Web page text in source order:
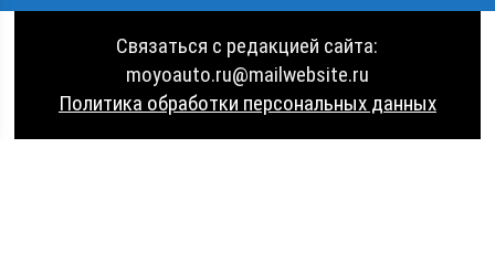
Связаться с редакцией сайта:
moyoauto.ru@mailwebsite.ru
Политика обработки персональных данных